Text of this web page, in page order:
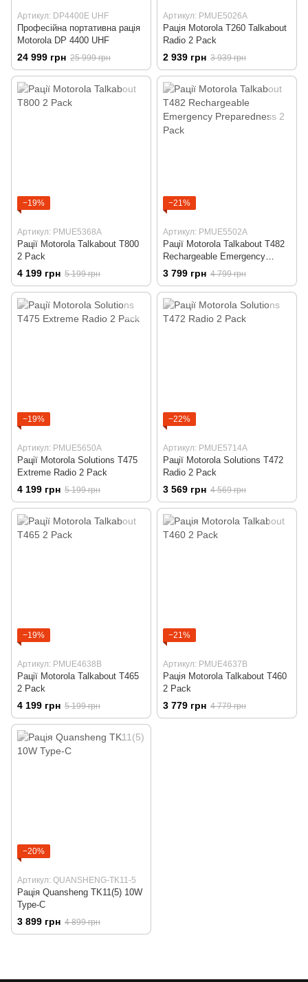
Артикул: DP4400E UHF
Професійна портативна рація
Motorola DP 4400 UHF
24 999 грн 25 999 грн
Артикул: PMUE5026A
Рація Motorola T260 Talkabout
Radio 2 Pack
2 939 грн 3 939 грн
−19%
Артикул: PMUE5368A
Рації Motorola Talkabout T800
2 Pack
4 199 грн 5 199 грн
−21%
Артикул: PMUE5502A
Рації Motorola Talkabout T482
Rechargeable Emergency
Preparedness 2 Pack
3 799 грн 4 799 грн
−19%
Артикул: PMUE5650A
Рації Motorola Solutions T475
Extreme Radio 2 Pack
4 199 грн 5 199 грн
−22%
Артикул: PMUE5714A
Рації Motorola Solutions T472
Radio 2 Pack
3 569 грн 4 569 грн
−19%
Артикул: PMUE4638B
Рації Motorola Talkabout T465
2 Pack
4 199 грн 5 199 грн
−21%
Артикул: PMUE4637B
Рація Motorola Talkabout T460
2 Pack
3 779 грн 4 779 грн
−20%
Артикул: QUANSHENG-TK11-5
Рація Quansheng TK11(5) 10W
Type-C
3 899 грн 4 899 грн